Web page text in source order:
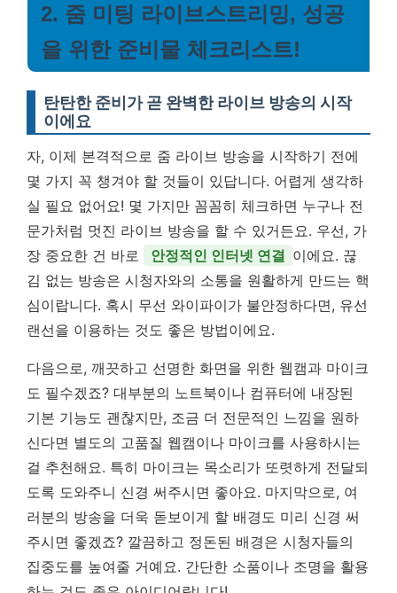
2. 줌 미팅 라이브스트리밍, 성공
을 위한 준비물 체크리스트!
탄탄한 준비가 곧 완벽한 라이브 방송의 시작
이에요
자, 이제 본격적으로 줌 라이브 방송을 시작하기 전에
몇 가지 꼭 챙겨야 할 것들이 있답니다. 어렵게 생각하
실 필요 없어요! 몇 가지만 꼼꼼히 체크하면 누구나 전
문가처럼 멋진 라이브 방송을 할 수 있거든요. 우선, 가
장 중요한 건 바로
안정적인 인터넷 연결 이에요. 끊
김 없는 방송은 시청자와의 소통을 원활하게 만드는 핵
심이랍니다. 혹시 무선 와이파이가 불안정하다면, 유선
랜선을 이용하는 것도 좋은 방법이에요.
다음으로, 깨끗하고 선명한 화면을 위한 웹캠과 마이크
도 필수겠죠? 대부분의 노트북이나 컴퓨터에 내장된
기본 기능도 괜찮지만, 조금 더 전문적인 느낌을 원하
신다면 별도의 고품질 웹캠이나 마이크를 사용하시는
걸 추천해요. 특히 마이크는 목소리가 또렷하게 전달되
도록 도와주니 신경 써주시면 좋아요. 마지막으로, 여
러분의 방송을 더욱 돋보이게 할 배경도 미리 신경 써
주시면 좋겠죠? 깔끔하고 정돈된 배경은 시청자들의
집중도를 높여줄 거예요. 간단한 소품이나 조명을 활용